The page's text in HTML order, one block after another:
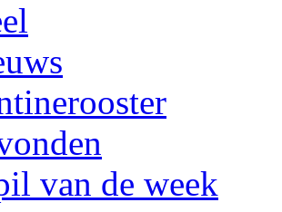
van de week